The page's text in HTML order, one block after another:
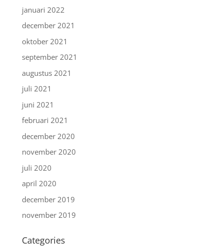
januari 2022
december 2021
oktober 2021
september 2021
augustus 2021
juli 2021
juni 2021
februari 2021
december 2020
november 2020
juli 2020
april 2020
december 2019
november 2019
Categories